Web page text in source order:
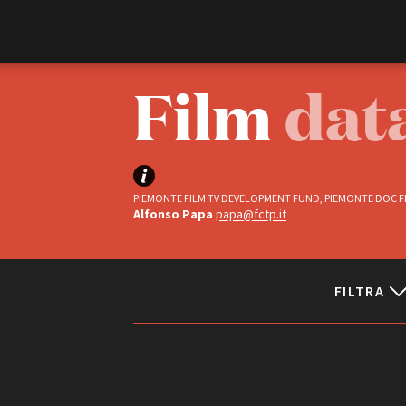
Film
PIEMONTE FILM TV DEVELOPMENT FUND, PIEMONTE
Alfonso Papa papa@fctp.it
FILTRA